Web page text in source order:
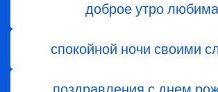
доброе утро
спокойной ночи своими